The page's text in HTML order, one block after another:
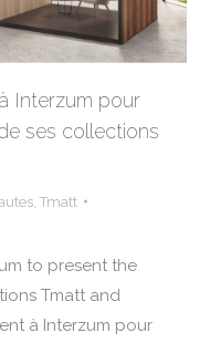
Interzum pour
ses collections
Tmatt
to present the
Tmatt and
à Interzum pour